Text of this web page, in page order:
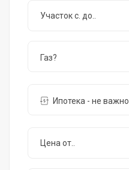
Газ?
Ипотека - не важно